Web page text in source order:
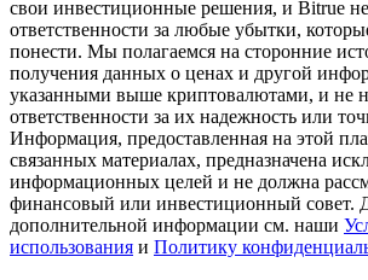
Станьте копи-трейдером
Наслаждайтесь распределением
за копи-трейдинг
свои инвестиционные решения, и Bitrue
ответственности за любые убытки,
понести. Мы полагаемся на сторонние
получения данных о ценах и другой
указанными выше криптовалютами, и не
ответственности за их надежность или
Информация, предоставленная на этой
связанных материалах, предназначена
информационных целей и не должна
финансовый или инвестиционный совет.
дополнительной информации см. наши
использования и Политику